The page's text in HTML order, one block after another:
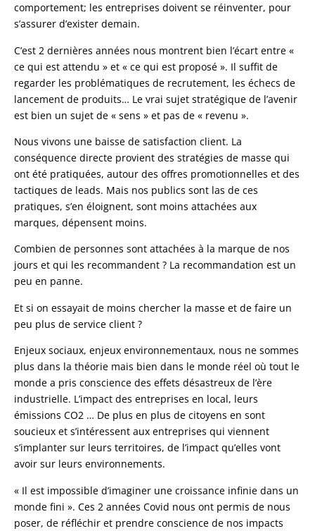
comportement; les entreprises doivent se réinventer, pour
s’assurer d’exister demain.
C’est 2 dernières années nous montrent bien l’écart entre «
ce qui est attendu » et « ce qui est proposé ». Il suffit de
regarder les problématiques de recrutement, les échecs de
lancement de produits… Le vrai sujet stratégique de l’avenir
est bien un sujet de « sens » et pas de « revenu ».
Nous vivons une baisse de satisfaction client. La
conséquence directe provient des stratégies de masse qui
ont été pratiquées, autour des offres promotionnelles et des
tactiques de leads. Mais nos publics sont las de ces
pratiques, s’en éloignent, sont moins attachées aux
marques, dépensent moins.
Combien de personnes sont attachées à la marque de nos
jours et qui les recommandent ? La recommandation est un
peu en panne.
Et si on essayait de moins chercher la masse et de faire un
peu plus de service client ?
Enjeux sociaux, enjeux environnementaux, nous ne sommes
plus dans la théorie mais bien dans le monde réel où tout le
monde a pris conscience des effets désastreux de l’ère
industrielle. L’impact des entreprises en local, leurs
émissions CO2 … De plus en plus de citoyens en sont
soucieux et s’intéressent aux entreprises qui viennent
s’implanter sur leurs territoires, de l’impact qu’elles vont
avoir sur leurs environnements.
« Il est impossible d’imaginer une croissance infinie dans un
monde fini ». Ces 2 années Covid nous ont permis de nous
poser, de réfléchir et prendre conscience de nos impacts